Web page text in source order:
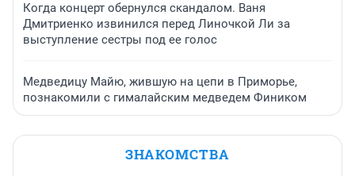
Когда концерт обернулся скандалом. Ваня
Дмитриенко извинился перед Линочкой Ли за
выступление сестры под ее голос
Медведицу Майю, жившую на цепи в Приморье,
познакомили с гималайским медведем Фиником
ЗНАКОМСТВА